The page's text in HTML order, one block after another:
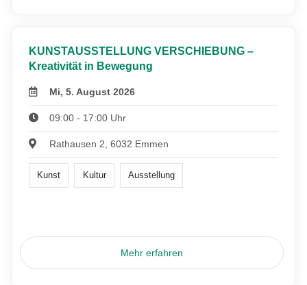
KUNSTAUSSTELLUNG VERSCHIEBUNG –
Kreativität in Bewegung
Mi, 5. August 2026
09:00 - 17:00 Uhr
Rathausen 2, 6032 Emmen
Kunst Kultur Ausstellung
Mehr erfahren